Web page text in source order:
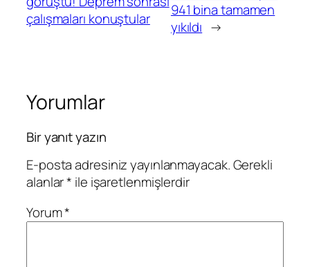
çalışmaları konuştular
941 bina tamamen
yıkıldı →
Yorumlar
Bir yanıt yazın
E-posta adresiniz yayınlanmayacak.Gerekli
alanlar* ile işaretlenmişlerdir
Yorum*